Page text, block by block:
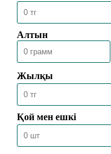
МЕККЕДЕ 1447 ҺИЖРИ ЖЫЛҒЫ
ҚАЖЫЛЫҚ МАУСЫМЫ
ҚОРЫТЫНДЫЛАНДЫ
30.05.2026